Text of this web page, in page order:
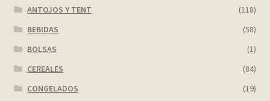
ANTOJOS Y TENT
(118)
BEBIDAS
(58)
BOLSAS
(1)
CEREALES
(84)
CONGELADOS
(19)